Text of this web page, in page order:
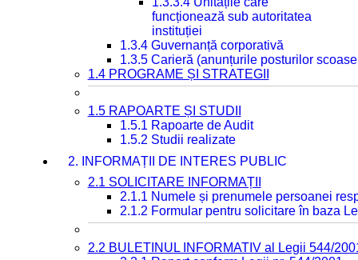
funcționează sub autoritatea
instituției
1.3.4 Guvernanță corporativă
1.3.5 Carieră (anunțurile posturilor
1.4 PROGRAME ȘI STRATEGII
1.5 RAPOARTE ȘI STUDII
1.5.1 Rapoarte de Audit
1.5.2 Studii realizate
2. INFORMAȚII DE INTERES PUBLIC
2.1 SOLICITARE INFORMAȚII
2.1.1 Numele și prenumele persoanei
2.1.2 Formular pentru solicitare în baza
2.2 BULETINUL INFORMATIV al Legii 544/